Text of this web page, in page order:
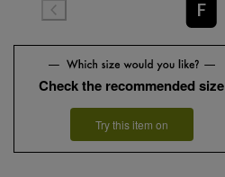
F
Check the recommended size
Try this item on